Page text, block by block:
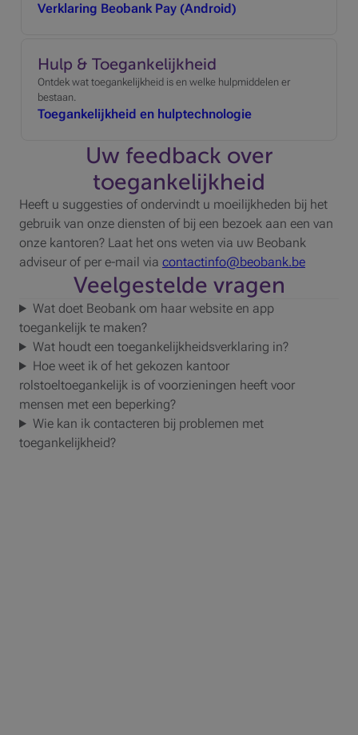
Verklaring Beobank Pay (Android)
Hulp & Toegankelijkheid
Ontdek wat toegankelijkheid is en welke hulpmiddelen er
bestaan.
Toegankelijkheid en hulptechnologie
Uw feedback over
toegankelijkheid
Heeft u suggesties of ondervindt u moeilijkheden bij het
gebruik van onze diensten of bij een bezoek aan een van
onze kantoren? Laat het ons weten via uw Beobank
adviseur of per e-mail via contactinfo@beobank.be
Veelgestelde vragen
Wat doet Beobank om haar website en app
toegankelijk te maken?
Wat houdt een toegankelijkheidsverklaring in?
Hoe weet ik of het gekozen kantoor
rolstoeltoegankelijk is of voorzieningen heeft voor
mensen met een beperking?
Wie kan ik contacteren bij problemen met
toegankelijkheid?